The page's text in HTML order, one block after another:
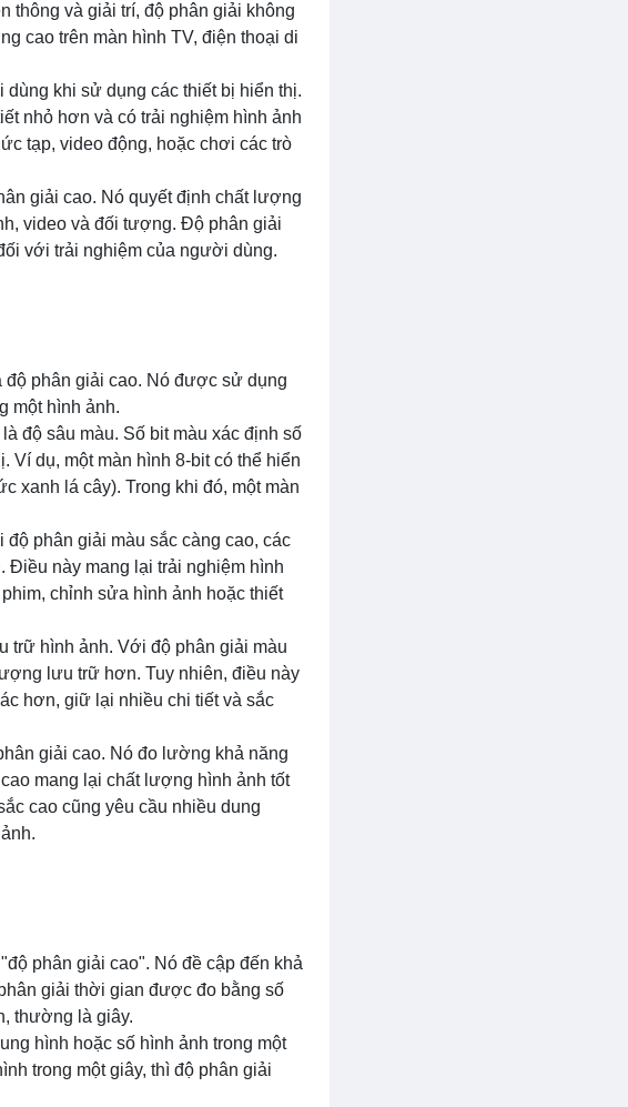
thông và giải trí, độ phân giải không
cao trên màn hình TV, điện thoại di
khi sử dụng các thiết bị hiển thị.
nhỏ hơn và có trải nghiệm hình ảnh
tạp, video động, hoặc chơi các trò
giải cao. Nó quyết định chất lượng
video và đối tượng. Độ phân giải
với trải nghiệm của người dùng.
độ phân giải cao. Nó được sử dụng
một hình ảnh.
độ sâu màu. Số bit màu xác định số
Ví dụ, một màn hình 8-bit có thể hiển
xanh lá cây). Trong khi đó, một màn
phân giải màu sắc càng cao, các
Điều này mang lại trải nghiệm hình
chỉnh sửa hình ảnh hoặc thiết
trữ hình ảnh. Với độ phân giải màu
lưu trữ hơn. Tuy nhiên, điều này
hơn, giữ lại nhiều chi tiết và sắc
giải cao. Nó đo lường khả năng
mang lại chất lượng hình ảnh tốt
cao cũng yêu cầu nhiều dung
phân giải cao". Nó đề cập đến khả
giải thời gian được đo bằng số
thường là giây.
hình hoặc số hình ảnh trong một
trong một giây, thì độ phân giải